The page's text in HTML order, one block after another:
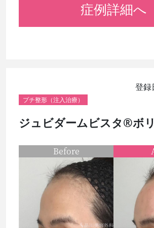
症例詳細へ
登録
プチ整形（注入治療）
ジュビダームビスタ®ボ
Before